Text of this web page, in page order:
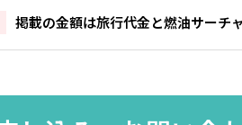
掲載の金額は旅行代金と燃油サーチ